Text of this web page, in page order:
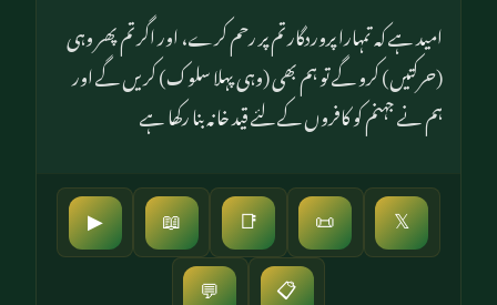
امید ہے کہ تمہارا پروردگار تم پر رحم کرے، اور اگر تم پھر وہی
(حرکتیں) کرو گے تو ہم بھی (وہی پہلا سلوک) کریں گے اور
ہم نے جہنم کو کافروں کے لئے قید خانہ بنا رکھا ہے
▶ 📖 📑 📜 𝕏
💬 📋